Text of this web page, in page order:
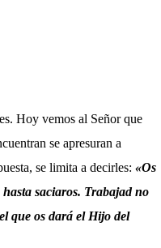
Hoy vemos al Señor que
se apresuran a
se limita a decirles: «Os
saciaros. Trabajad no
que os dará el Hijo del